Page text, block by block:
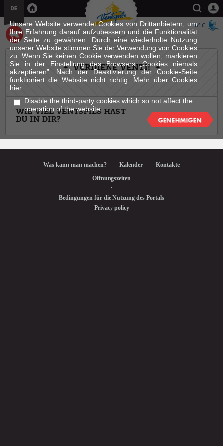
Unsere Website verwendet Cookies von Drittanbietern, um
Ihre Erfahrung darauf aufzubessern und die Funktionalität
der Seite zu gewähren. Durch eine wiederholte Nutzung
unserer Website stimmen Sie der Verwendung von Cookies
zu. Wenn Sie keinen Cookie verwenden wollen, markieren
Sie in der Einstellung des Browsers „Cookies niemals
akzeptieren”. Nach der Deaktivierung der Cookie-Seite
funktioniert die Website nicht richtig. Mehr über Cookies
hier
Disable the third-party cookies which so not affect the
operation of the website.
6° C
VERDIENE VENTI!
Was kann man machen? Kalender
Kontakte
Öffnungszeiten
-
Bedingungen für die Nutzung des Portals
Privacy policy